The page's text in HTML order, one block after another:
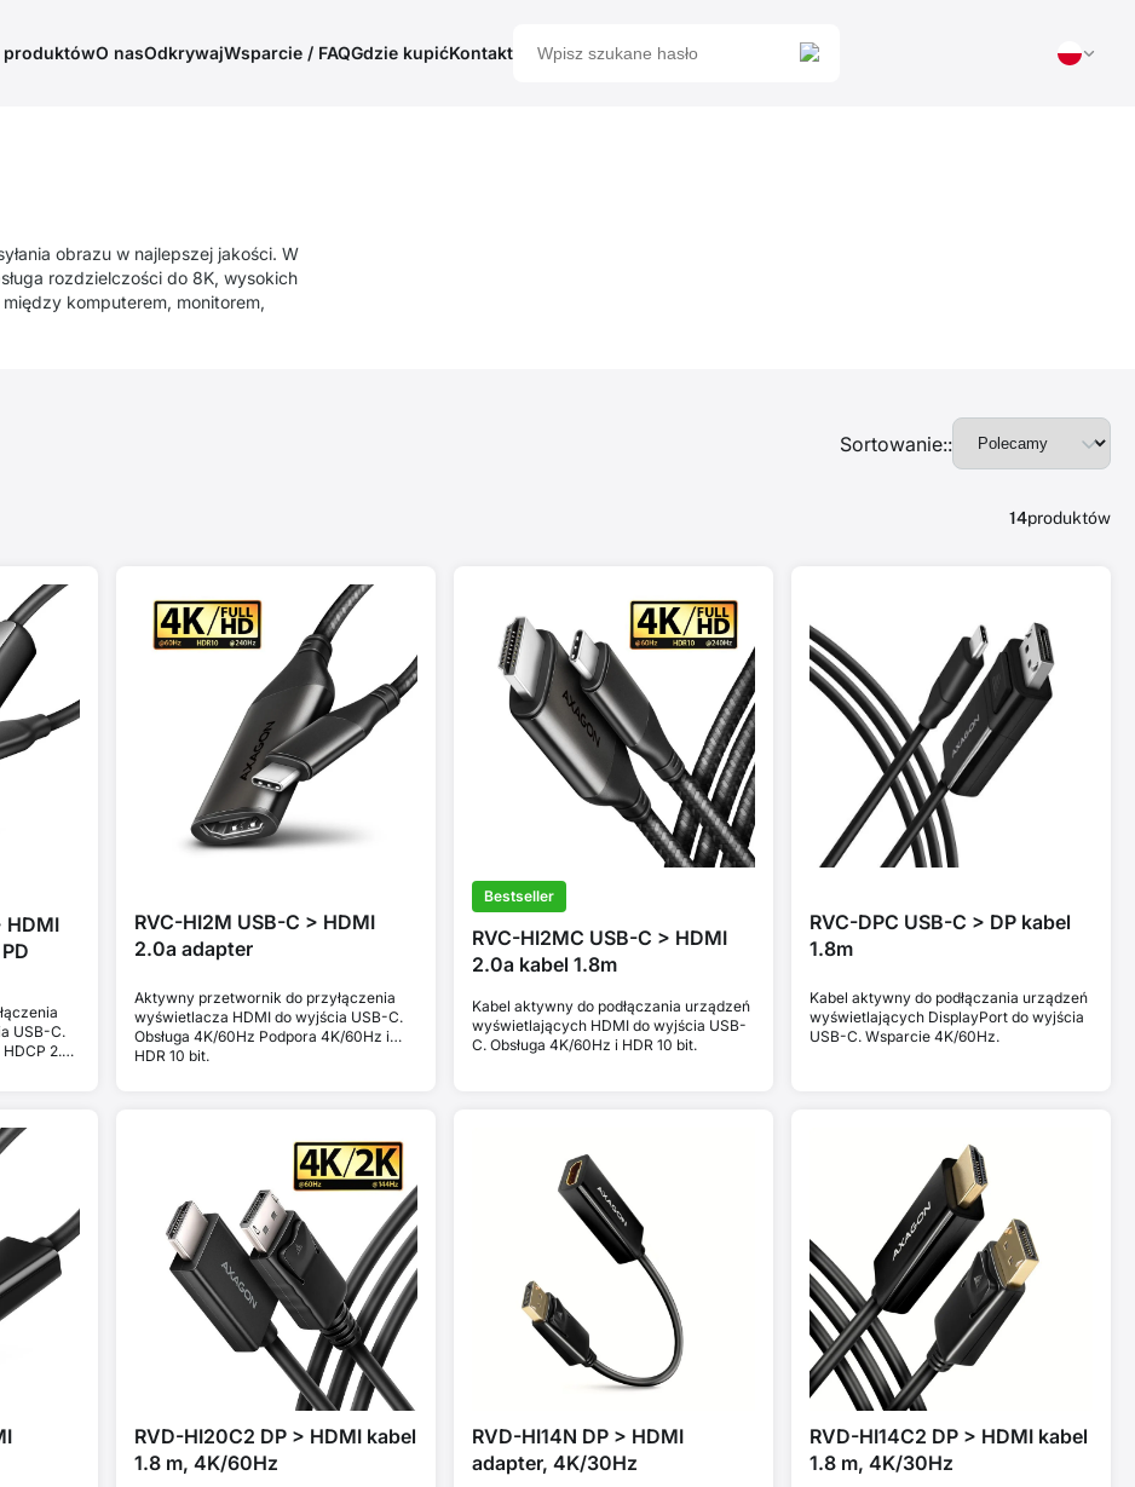
produktówO nasOdkrywajWsparcie / FAQGdzie kupićKontakt
obrazu w najlepszej jakości. W
rozdzielczości do 8K, wysokich
komputerem, monitorem,
Sortowanie::
14produktów
HDMI
USB-C.
2.3.
RVC-HI2M USB-C > HDMI
2.0a adapter
Aktywny przetwornik do przyłączenia
wyświetlacza HDMI do wyjścia USB-C.
Obsługa 4K/60Hz Podpora 4K/60Hz i
HDR 10 bit.
Bestseller
RVC-HI2MC USB-C > HDMI
2.0a kabel 1.8m
Kabel aktywny do podłączania urządzeń
wyświetlających HDMI do wyjścia USB-
C. Obsługa 4K/60Hz i HDR 10 bit.
RVC-DPC USB-C > DP kabel
1.8m
Kabel aktywny do podłączania urządzeń
wyświetlających DisplayPort do wyjścia
USB-C. Wsparcie 4K/60Hz.
RVD-HI20C2 DP > HDMI kabel
1.8 m, 4K/60Hz
RVD-HI14N DP > HDMI
adapter, 4K/30Hz
RVD-HI14C2 DP > HDMI kabel
1.8 m, 4K/30Hz